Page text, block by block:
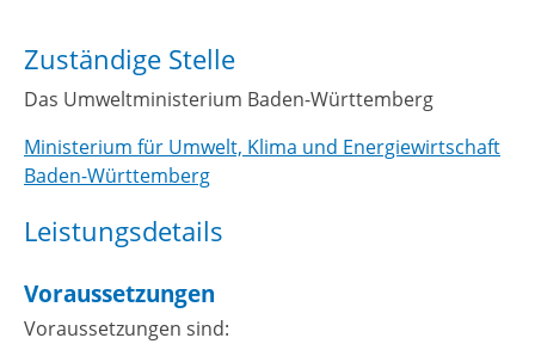
Zuständige Stelle
Das Umweltministerium Baden-Württemberg
Ministerium für Umwelt, Klima und Energiewirtschaft
Baden-Württemberg
Leistungsdetails
Voraussetzungen
Voraussetzungen sind: